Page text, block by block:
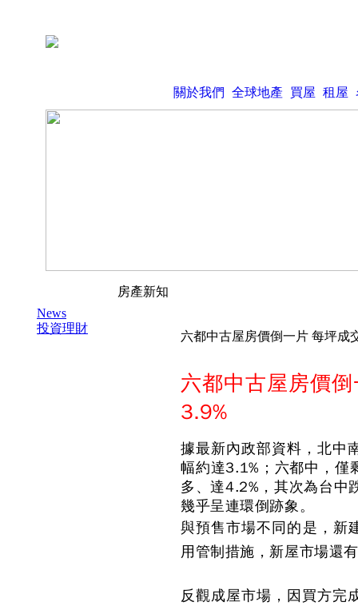
關於我們 全球地產 買屋 租屋
房產新知
News
投資理財
六都中古屋房價倒一片 每坪成
六都中古屋房價
3.9%
據最新內政部資料，北中
幅約達3.1%；六都中，僅
多、達4.2%，其次為台中
幾乎呈連環倒跡象。
與預售市場不同的是，新
用管制措施，新屋市場還
反觀成屋市場，因買方完